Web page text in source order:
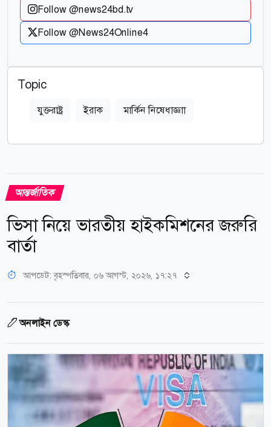
Follow @news24bd.tv
Follow @News24Online4
Topic
যুক্তরাষ্ট্র ইরাক মার্কিন নিষেধাজ্ঞাা
আন্তর্জাতিক
ভিসা নিয়ে ভারতীয় হাইকমিশনের জরুরি
বার্তা
আপডেট: বৃহস্পতিবার, ০৬ আগস্ট, ২০২৬, ১৭:২৭
অনলাইন ডেস্ক